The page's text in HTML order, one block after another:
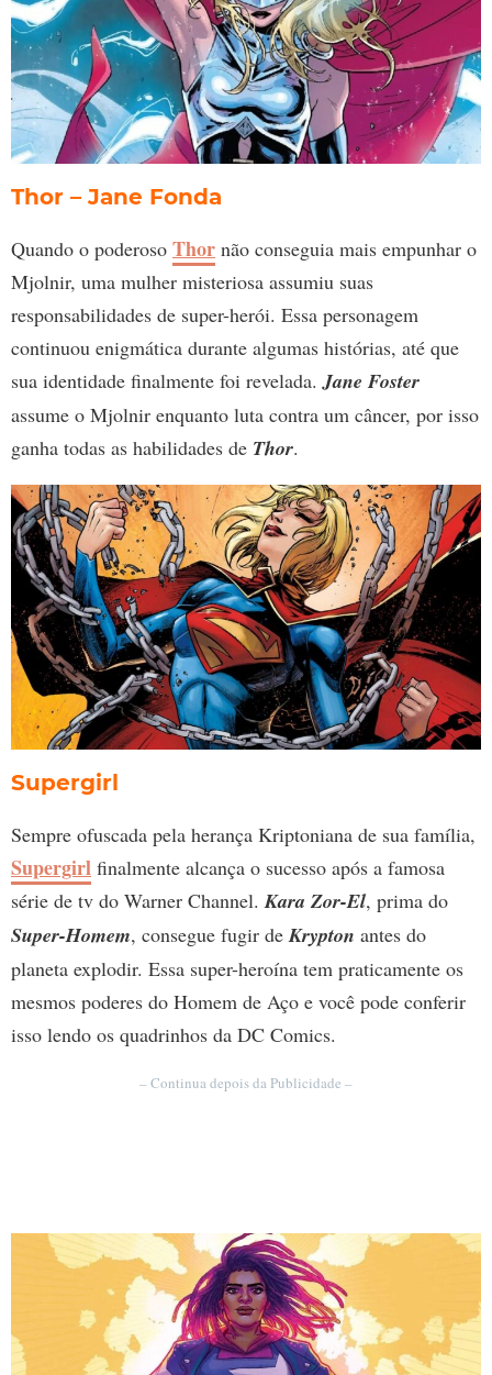
Thor – Jane Fonda
Quando o poderoso Thor não conseguia mais empunhar o
Mjolnir, uma mulher misteriosa assumiu suas
responsabilidades de super-herói. Essa personagem
continuou enigmática durante algumas histórias, até que
sua identidade finalmente foi revelada.Jane Foster
assume o Mjolnir enquanto luta contra um câncer, por isso
ganha todas as habilidades de Thor.
Supergirl
Sempre ofuscada pela herança Kriptoniana de sua família,
Supergirl finalmente alcança o sucesso após a famosa
série de tv do Warner Channel.Kara Zor-El, prima do
Super-Homem, consegue fugir deKrypton antes do
planeta explodir. Essa super-heroína tem praticamente os
mesmos poderes do Homem de Aço e você pode conferir
isso lendo os quadrinhos da DC Comics.
– Continua depois da Publicidade –